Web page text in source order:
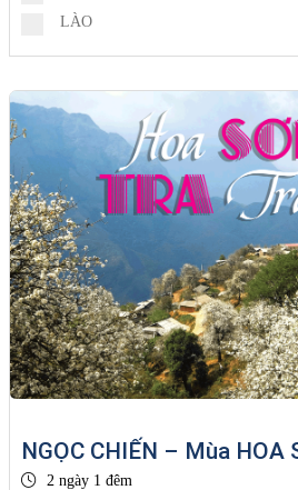
LÀO
NGỌC CHIẾN – Mùa HOA
2 ngày 1 đêm